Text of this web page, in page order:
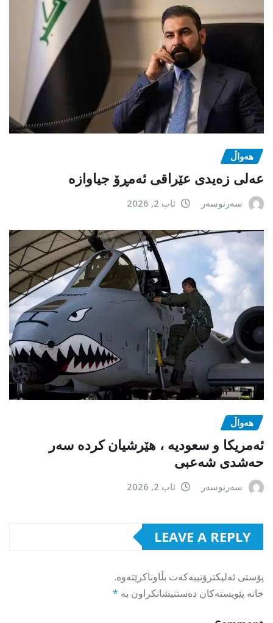
هەواڵ
عەلی زەیدی عێراقی ئەمڕۆ جیاوازە
سەرنوسەر ئاب 2, 2026
هەواڵ
ئەمریکا و سعودیە ، هێرشیان کردە سەر
حەشدی شەعبی
سەرنوسەر ئاب 2, 2026
LEAVE A REPLY
پۆستی ئەلیکترۆنییەکەت بڵاوناکرێتەوە.
خانە پێویستەکان دەستنیشانکراون بە *